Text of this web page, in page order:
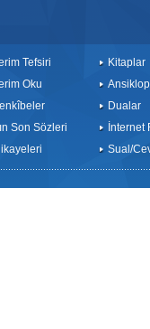
Tefsiri
Oku
Son Sözleri
Kitaplar
Dualar
İnternet
Sual/